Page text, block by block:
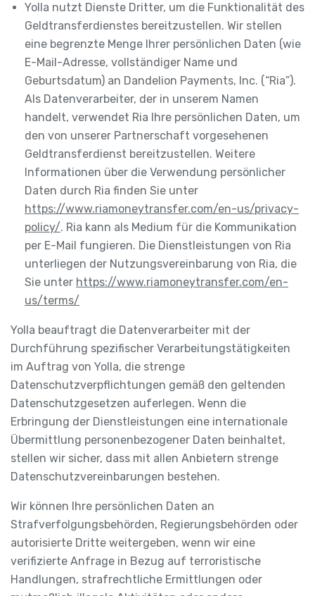
Yolla nutzt Dienste Dritter, um die Funktionalität des
Geldtransferdienstes bereitzustellen. Wir stellen
eine begrenzte Menge Ihrer persönlichen Daten (wie
E-Mail-Adresse, vollständiger Name und
Geburtsdatum) an Dandelion Payments, Inc. (“Ria”).
Als Datenverarbeiter, der in unserem Namen
handelt, verwendet Ria Ihre persönlichen Daten, um
den von unserer Partnerschaft vorgesehenen
Geldtransferdienst bereitzustellen. Weitere
Informationen über die Verwendung persönlicher
Daten durch Ria finden Sie unter
https://www.riamoneytransfer.com/en-us/privacy-
policy/. Ria kann als Medium für die Kommunikation
per E-Mail fungieren. Die Dienstleistungen von Ria
unterliegen der Nutzungsvereinbarung von Ria, die
Sie unter https://www.riamoneytransfer.com/en-
us/terms/
Yolla beauftragt die Datenverarbeiter mit der
Durchführung spezifischer Verarbeitungstätigkeiten
im Auftrag von Yolla, die strenge
Datenschutzverpflichtungen gemäß den geltenden
Datenschutzgesetzen auferlegen. Wenn die
Erbringung der Dienstleistungen eine internationale
Übermittlung personenbezogener Daten beinhaltet,
stellen wir sicher, dass mit allen Anbietern strenge
Datenschutzvereinbarungen bestehen.
Wir können Ihre persönlichen Daten an
Strafverfolgungsbehörden, Regierungsbehörden oder
autorisierte Dritte weitergeben, wenn wir eine
verifizierte Anfrage in Bezug auf terroristische
Handlungen, strafrechtliche Ermittlungen oder